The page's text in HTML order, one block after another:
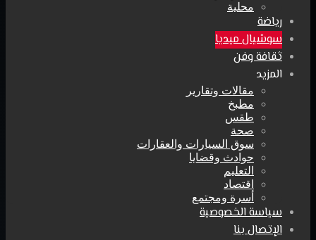
محلية
رياضة
سوشيال ميديا
ثقافة وفن
المزيد
مقالات وتقارير
مطبخ
طقس
صحة
سوق السيارات والعقارات
حوادث وقضايا
التعليم
اقتصاد
أسرة ومجتمع
سياسة الخصوصية
الإتصال بنا